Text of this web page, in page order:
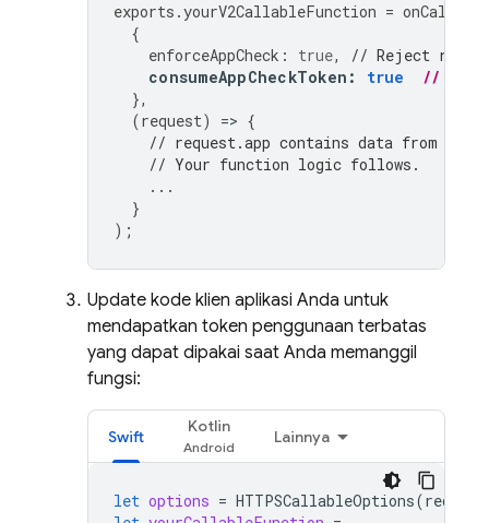
exports .yourV2CallableFunction = onCall
{
enforceAppCheck : true,
// Reject
consumeAppCheckToken : true
//
},
(request) => {
// request.app contains data from App
// Your function logic follows.
...
}
);
Update kode klien aplikasi Anda untuk
mendapatkan token penggunaan terbatas
yang dapat dipakai saat Anda memanggil
fungsi:
Swift
Kotlin
Lainnya
let options = HTTPSCallableOptions(